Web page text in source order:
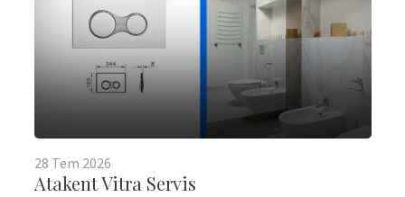
28 Tem 2026
Atakent Vitra Servis